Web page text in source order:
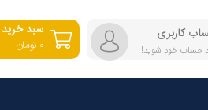
کاربری
حساب خود شوید!
سبد خرید
تومان ۰